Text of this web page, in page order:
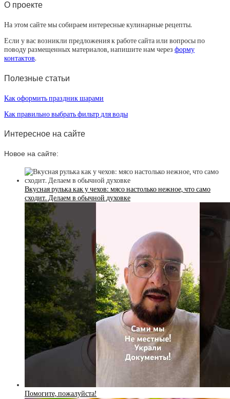
О проекте
На этом сайте мы собираем интересные кулинарные рецепты.
Если у вас возникли предложения к работе сайта или вопросы по
поводу размещенных материалов, напишите нам через форму
контактов.
Полезные статьи
Как оформить праздник шарами
Как правильно выбрать фильтр для воды
Интересное на сайте
Новое на сайте:
Вкусная рулька как у чехов: мясо настолько нежное, что само
сходит. Делаем в обычной духовке
Помогите, пожалуйста!